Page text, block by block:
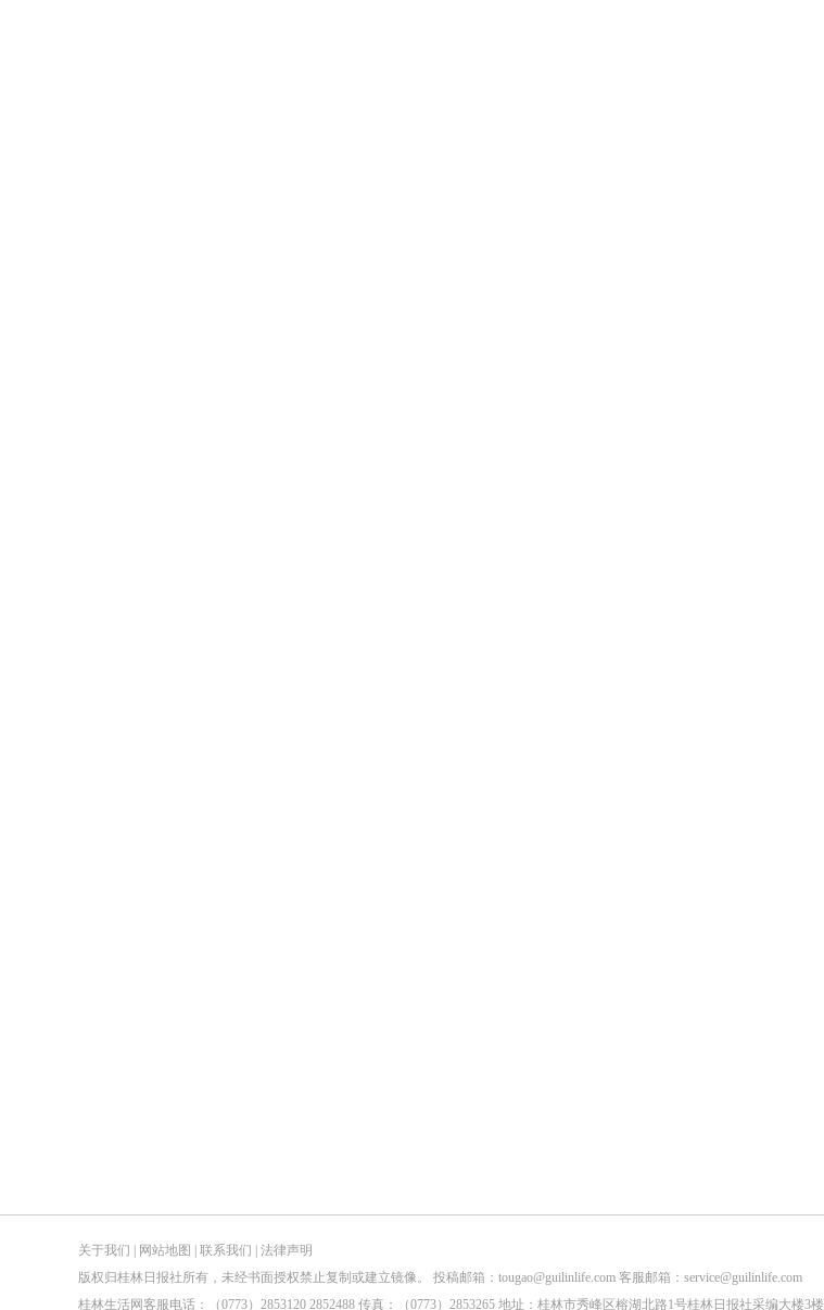
关于我们 网站地图 联系我们
法律声明
版权归桂林日报社所有，未经书面授权禁止复制或建立镜像。 投稿邮箱：tougao@guilinlife.com 客服邮箱：service@guilinlife.com
桂林生活网客服电话：（0773）2853120 2852488 传真：（0773）2853265 地址：桂林市秀峰区榕湖北路1号桂林日报社采编大楼3楼